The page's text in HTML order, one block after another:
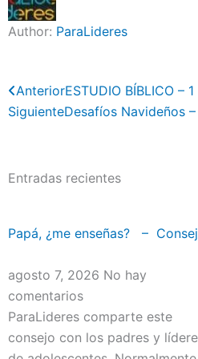
Author: ParaLideres
Previo
AnteriorESTUDIO BÍBLICO –
SiguienteDesafíos Navideños
Entradas recientes
Papá, ¿me enseñas? –
agosto 7, 2026 No hay
comentarios
ParaLideres comparte este
consejo con los padres y